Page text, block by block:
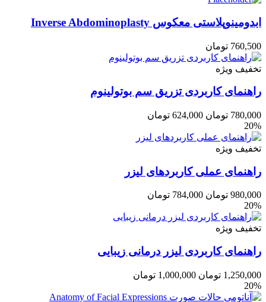
ابدومینوپلاستی معکوس Inverse Abdominoplasty
760,500 تومان
تخفیف ویژه
راهنمای کاربردی تزریق سم بوتولینوم
780,000 تومان 624,000 تومان
20%
تخفیف ویژه
راهنمای عملی کاربردهای لیزر
980,000 تومان 784,000 تومان
20%
تخفیف ویژه
راهنمای کاربردی لیزر درمانی زیبایی
1,250,000 تومان 1,000,000 تومان
20%